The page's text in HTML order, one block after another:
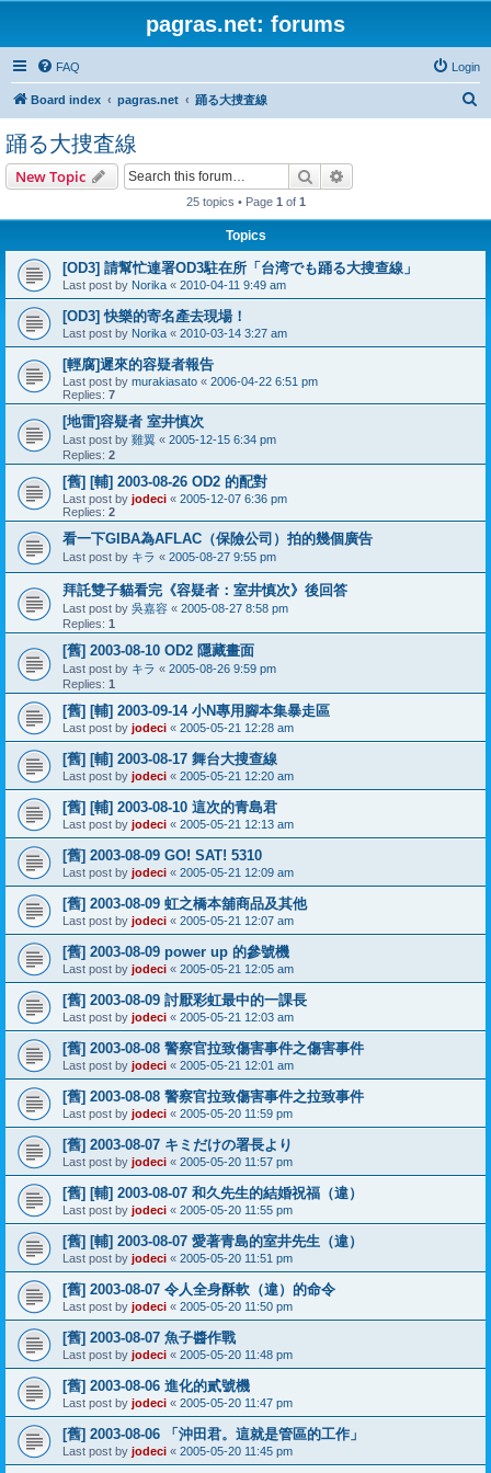
pagras.net: forums
FAQ Login
Board index pagras.net 踊る大捜査線
踊る大捜査線
New Topic Search
25 topics • Page 1 of 1
Topics
[OD3] 請幫忙連署OD3駐在所「台湾でも踊る大搜查線」
Last post by Norika « 2010-04-11 9:49 am
[OD3] 快樂的寄名產去現場！
Last post by Norika « 2010-03-14 3:27 am
[輕腐]遲來的容疑者報告
Last post by murakiasato « 2006-04-22 6:51 pm
Replies: 7
[地雷]容疑者 室井慎次
Last post by 雞翼 « 2005-12-15 6:34 pm
Replies: 2
[舊] [輔] 2003-08-26 OD2 的配對
Last post by jodeci « 2005-12-07 6:36 pm
Replies: 2
看一下GIBA為AFLAC（保險公司）拍的幾個廣告
Last post by キラ « 2005-08-27 9:55 pm
拜託雙子貓看完《容疑者：室井慎次》後回答
Last post by 吳嘉容 « 2005-08-27 8:58 pm
Replies: 1
[舊] 2003-08-10 OD2 隱藏畫面
Last post by キラ « 2005-08-26 9:59 pm
Replies: 1
[舊] [輔] 2003-09-14 小N專用腳本集暴走區
Last post by jodeci « 2005-05-21 12:28 am
[舊] [輔] 2003-08-17 舞台大搜查線
Last post by jodeci « 2005-05-21 12:20 am
[舊] [輔] 2003-08-10 這次的青島君
Last post by jodeci « 2005-05-21 12:13 am
[舊] 2003-08-09 GO! SAT! 5310
Last post by jodeci « 2005-05-21 12:09 am
[舊] 2003-08-09 虹之橋本舖商品及其他
Last post by jodeci « 2005-05-21 12:07 am
[舊] 2003-08-09 power up 的參號機
Last post by jodeci « 2005-05-21 12:05 am
[舊] 2003-08-09 討厭彩虹最中的一課長
Last post by jodeci « 2005-05-21 12:03 am
[舊] 2003-08-08 警察官拉致傷害事件之傷害事件
Last post by jodeci « 2005-05-21 12:01 am
[舊] 2003-08-08 警察官拉致傷害事件之拉致事件
Last post by jodeci « 2005-05-20 11:59 pm
[舊] 2003-08-07 キミだけの署長より
Last post by jodeci « 2005-05-20 11:57 pm
[舊] [輔] 2003-08-07 和久先生的結婚祝福（違）
Last post by jodeci « 2005-05-20 11:55 pm
[舊] [輔] 2003-08-07 愛著青島的室井先生（違）
Last post by jodeci « 2005-05-20 11:51 pm
[舊] 2003-08-07 令人全身酥軟（違）的命令
Last post by jodeci « 2005-05-20 11:50 pm
[舊] 2003-08-07 魚子醬作戰
Last post by jodeci « 2005-05-20 11:48 pm
[舊] 2003-08-06 進化的貳號機
Last post by jodeci « 2005-05-20 11:47 pm
[舊] 2003-08-06 「沖田君。這就是管區的工作」
Last post by jodeci « 2005-05-20 11:45 pm